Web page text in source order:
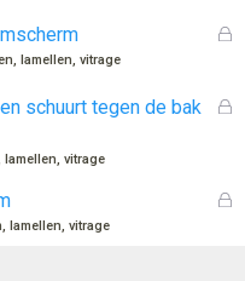
n
n
G
lamellen, vitrage
G
o
schuurt tegen de bak
vitrage
G
lamellen, vitrage